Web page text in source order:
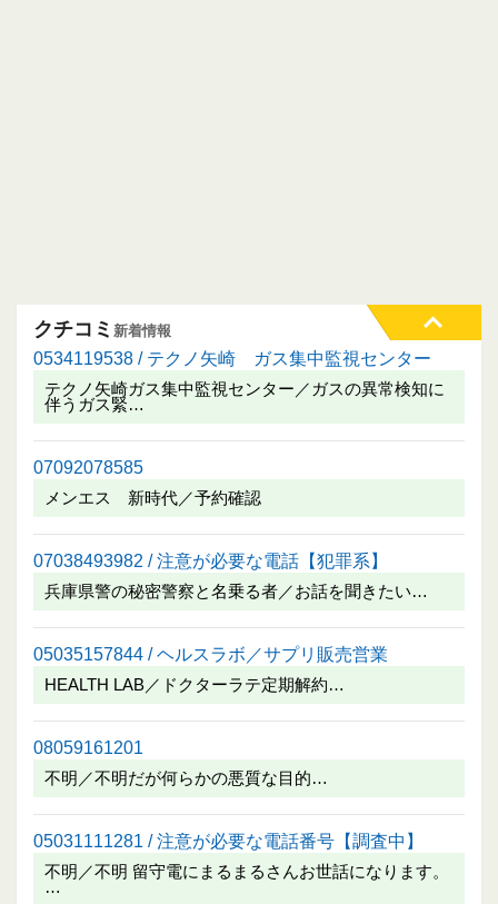
クチコミ 新着情報
0534119538 / テクノ矢崎 ガス集中監視センター
テクノ矢崎ガス集中監視センター／ガスの異常検知に
伴うガス緊…
07092078585
メンエス 新時代／予約確認
07038493982 / 注意が必要な電話【犯罪系】
兵庫県警の秘密警察と名乗る者／お話を聞きたい…
05035157844 / ヘルスラボ／サプリ販売営業
HEALTH LAB／ドクターラテ定期解約…
08059161201
不明／不明だが何らかの悪質な目的…
05031111281 / 注意が必要な電話番号【調査中】
不明／不明 留守電にまるまるさんお世話になります。
…